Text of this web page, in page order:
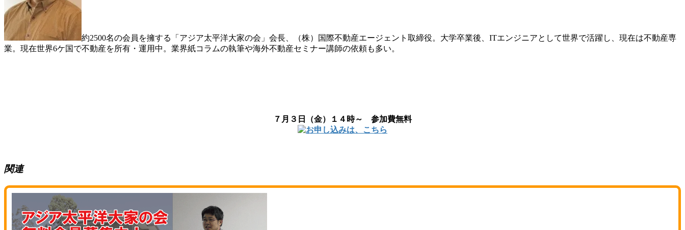
約2500名の会員を擁する「アジア太平洋大家の会」会長、（株）国際不動産エージェント取締役。大学卒業後、ITエンジニアとして世界で活躍し、現在は不動産専
業。現在世界6ケ国で不動産を所有・運用中。業界紙コラムの執筆や海外不動産セミナー講師の依頼も多い。
７月３日（金）１４時～ 参加費無料
関連